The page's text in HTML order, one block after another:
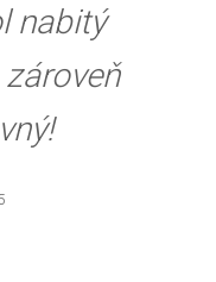
nabitý